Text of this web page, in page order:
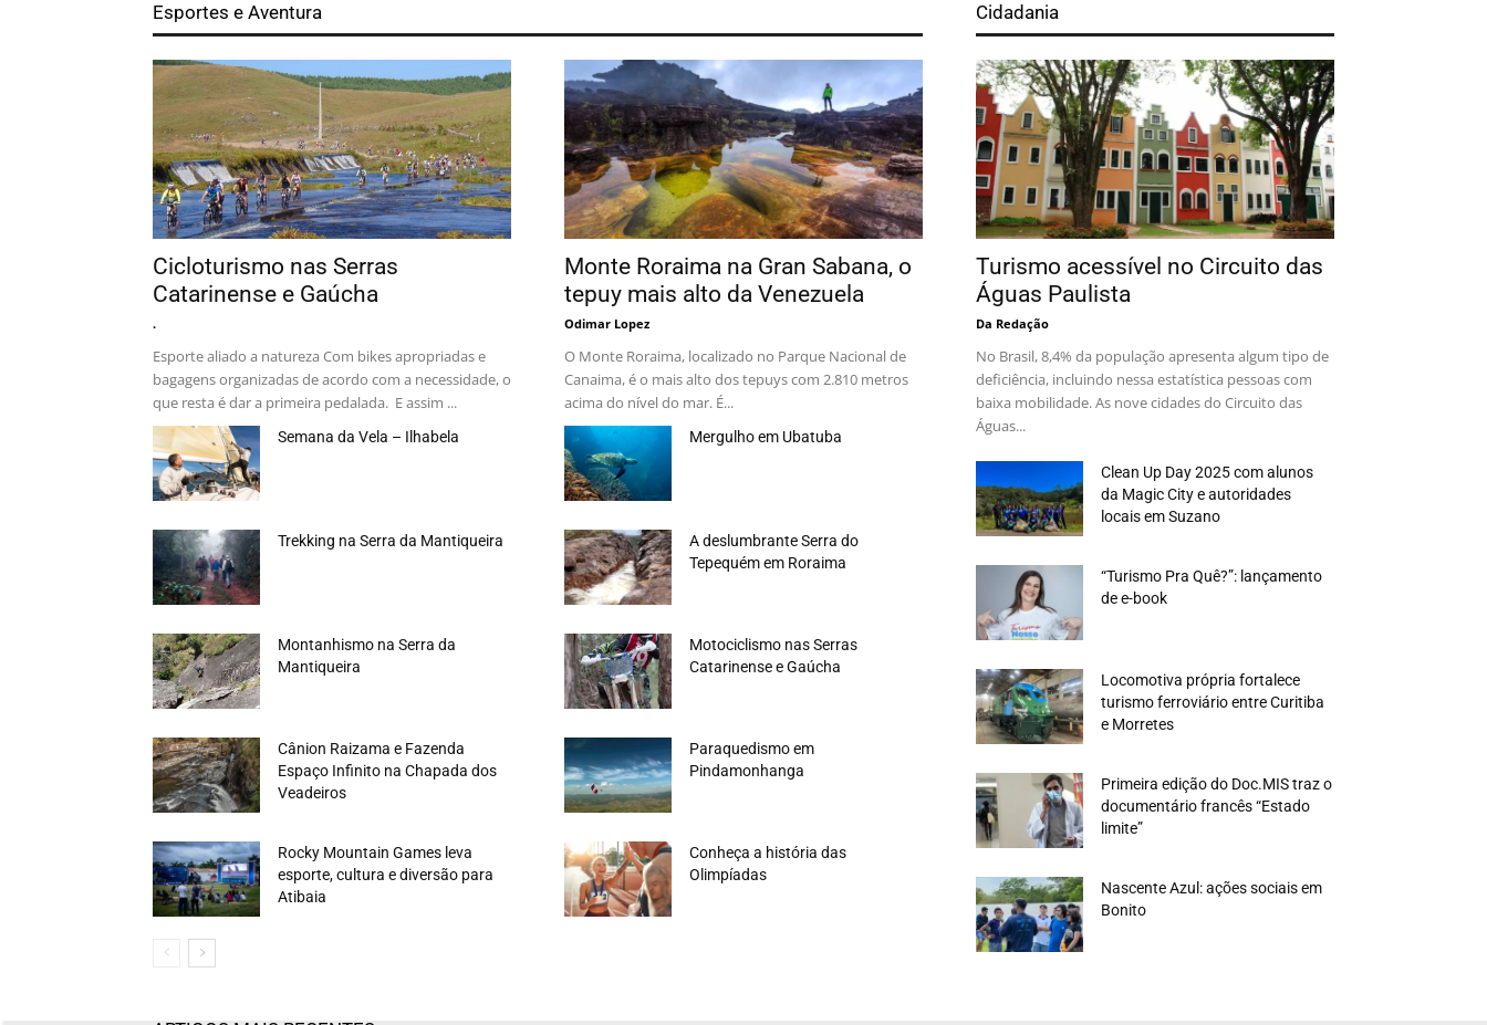
Esportes e Aventura
Cicloturismo nas Serras
Catarinense e Gaúcha
.
Esporte aliado a natureza Com bikes apropriadas e
bagagens organizadas de acordo com a necessidade, o
que resta é dar a primeira pedalada. E assim ...
Monte Roraima na Gran Sabana, o
tepuy mais alto da Venezuela
Odimar Lopez
O Monte Roraima, localizado no Parque Nacional de
Canaima, é o mais alto dos tepuys com 2.810 metros
acima do nível do mar. É...
Semana da Vela – Ilhabela Mergulho em Ubatuba
Trekking na Serra da Mantiqueira
A deslumbrante Serra do
Tepequém em Roraima
Montanhismo na Serra da
Mantiqueira
Motociclismo nas Serras
Catarinense e Gaúcha
Cânion Raizama e Fazenda
Espaço Infinito na Chapada dos
Veadeiros
Paraquedismo em
Pindamonhanga
Rocky Mountain Games leva
esporte, cultura e diversão para
Atibaia
Conheça a história das
Olimpíadas
Cidadania
Turismo acessível no Circuito das
Águas Paulista
Da Redação
No Brasil, 8,4% da população apresenta algum tipo de
deficiência, incluindo nessa estatística pessoas com
baixa mobilidade. As nove cidades do Circuito das
Águas...
Clean Up Day 2025 com alunos
da Magic City e autoridades
locais em Suzano
“Turismo Pra Quê?”: lançamento
de e-book
Locomotiva própria fortalece
turismo ferroviário entre Curitiba
e Morretes
Primeira edição do Doc.MIS traz o
documentário francês “Estado
limite”
Nascente Azul: ações sociais em
Bonito